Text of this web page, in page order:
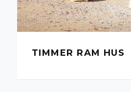
TIMMER RAM HUS